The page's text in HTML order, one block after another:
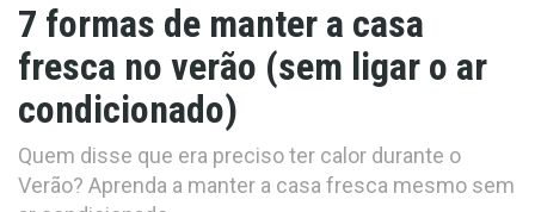
7 formas de manter a casa
fresca no verão (sem ligar o ar
condicionado)
Quem disse que era preciso ter calor durante o
Verão? Aprenda a manter a casa fresca mesmo sem